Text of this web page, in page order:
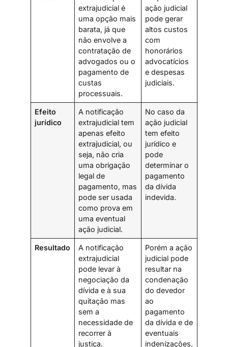
extrajudicial é
uma opção mais
barata, já que
não envolve a
contratação de
advogados ou o
pagamento de
custas
processuais.
ação judicial
pode gerar
altos custos
com
honorários
advocatícios
e despesas
judiciais.
Efeito
jurídico
A notificação
extrajudicial tem
apenas efeito
extrajudicial, ou
seja, não cria
uma obrigação
legal de
pagamento, mas
pode ser usada
como prova em
uma eventual
ação judicial.
No caso da
ação judicial
tem efeito
jurídico e
pode
determinar o
pagamento
da dívida
indevida.
Resultado
A notificação
extrajudicial
pode levar à
negociação da
dívida e à sua
quitação mas
sem a
necessidade de
recorrer à
justiça.
Porém a ação
judicial pode
resultar na
condenação
do devedor
ao
pagamento
da dívida e de
eventuais
indenizações.